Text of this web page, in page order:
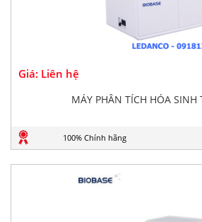
Giá: Liên hệ
MÁY PHÂN TÍCH HÓA
100% Chính hãng